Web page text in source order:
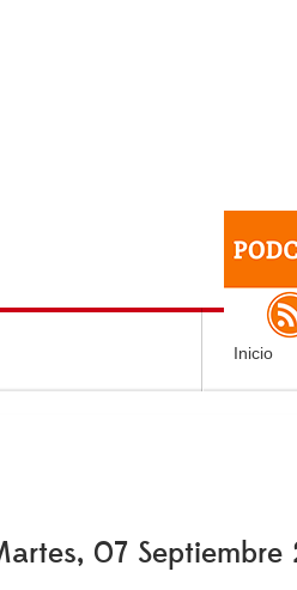
Inicio
07 Septiembre